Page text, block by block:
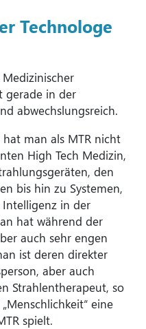
Technologe
Medizinischer
gerade in der
abwechslungsreich.
man als MTR nicht
High Tech Medizin,
den
bis hin zu Systemen,
in der
hat während der
auch sehr engen
ist deren direkter
aber auch
Strahlentherapeut, so
eine
spielt.